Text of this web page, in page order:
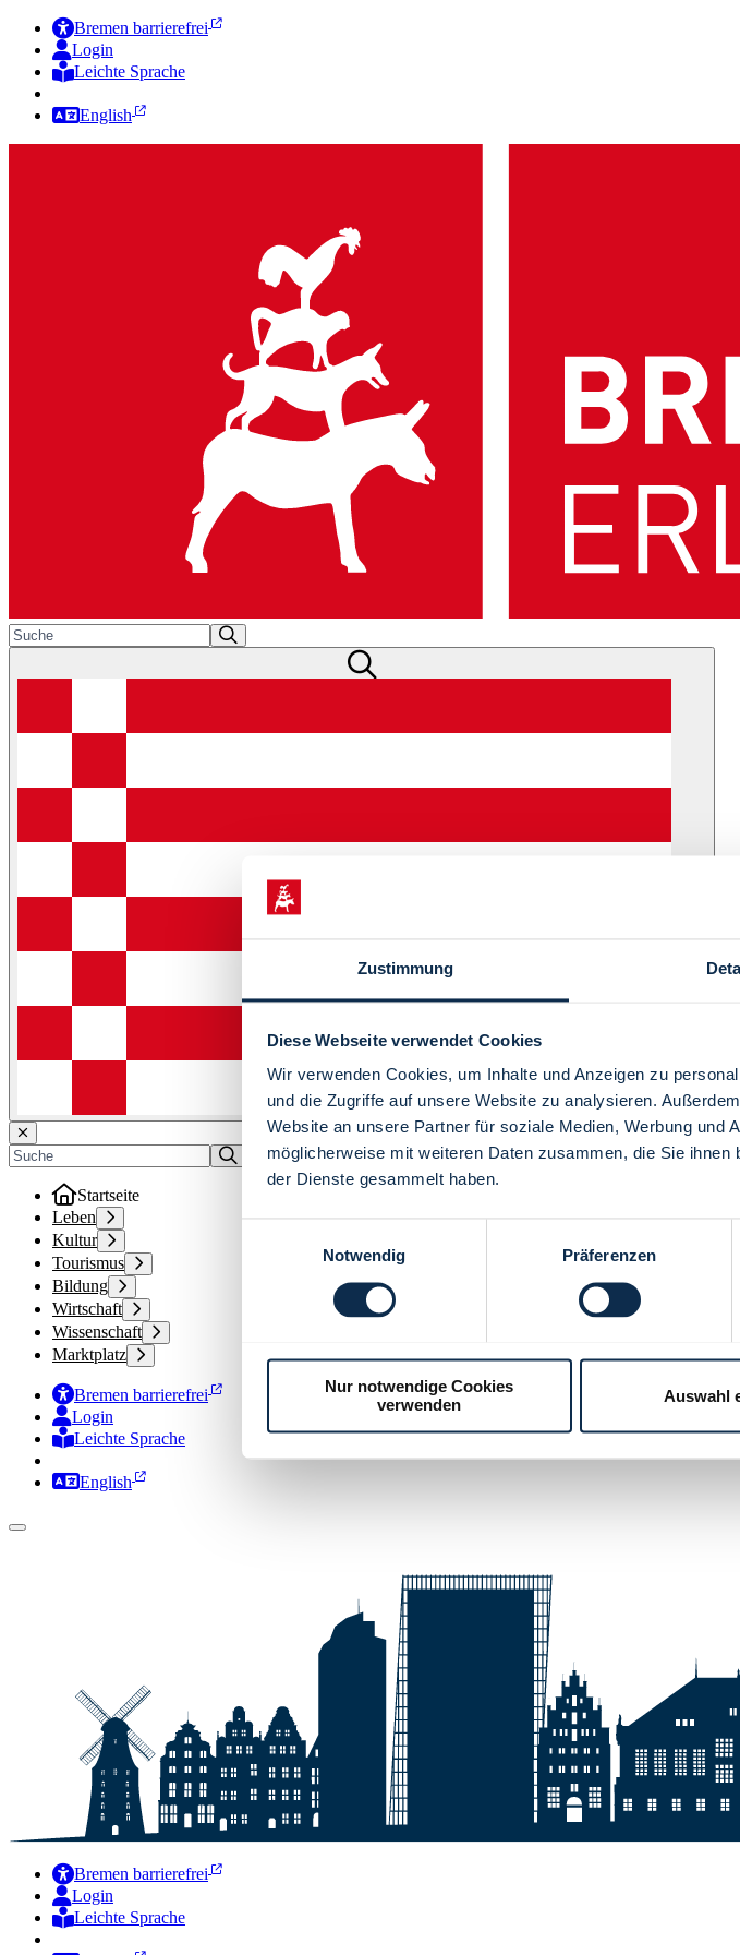
Zustimmung
Diese Webseite verwendet Cookies
Wir verwenden Cookies, um Inhalte und Anzeigen zu
und die Zugriffe auf unsere Website zu analysieren.
Website an unsere Partner für soziale Medien, Werbung und
möglicherweise mit weiteren Daten zusammen, die Sie
der Dienste gesammelt haben.
Notwendig
Präferenzen
Nur notwendige Cookies
verwenden
Auswahl
Bremen barrierefrei
Login
Leichte Sprache
English
Menü
Startseite
Leben
Kultur
Tourismus
Bildung
Wirtschaft
Wissenschaft
Marktplatz
Bremen barrierefrei
Login
Leichte Sprache
Zur Deutschen Gebärdensprache
English
Bremen barrierefrei
Login
Leichte Sprache